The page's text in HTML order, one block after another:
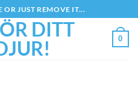
JUST REMOVE IT...
0